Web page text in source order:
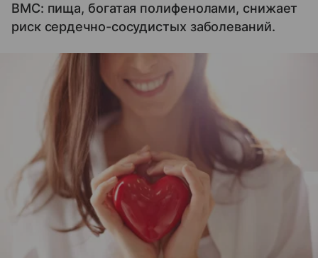
BMC: пища, богатая полифенолами, снижает
риск сердечно-сосудистых заболеваний.